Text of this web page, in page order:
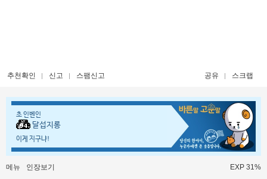
추천확인 신고 스팸신고 공유 스크랩
초 인벤인
달섭지롱
이게 지구냐!
메뉴 인장보기 EXP 31%